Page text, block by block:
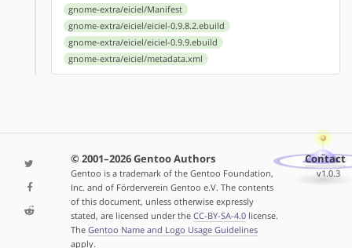
gnome-extra/eiciel/Manifest
gnome-extra/eiciel/eiciel-0.9.8.2.ebuild
gnome-extra/eiciel/eiciel-0.9.9.ebuild
gnome-extra/eiciel/metadata.xml
© 2001–2026 Gentoo Authors
Gentoo is a trademark of the Gentoo Foundation,
Inc. and of Förderverein Gentoo e.V. The contents
of this document, unless otherwise expressly
stated, are licensed under the CC-BY-SA-4.0license.
The Gentoo Name and Logo Usage Guidelines
apply.
Contact
v1.0.3